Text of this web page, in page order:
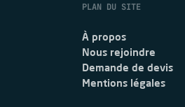
PLAN DU SITE
À propos
Nous rejoindre
Demande de devis
Mentions légales